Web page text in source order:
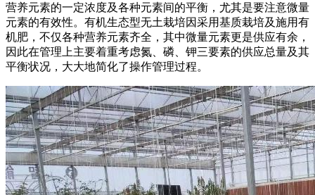
营养元素的一定浓度及各种元素间的平衡，尤其是要注意微量
元素的有效性。有机生态型无土栽培因采用基质栽培及施用有
机肥，不仅各种营养元素齐全，其中微量元素更是供应有余，
因此在管理上主要着重考虑氮、磷、钾三要素的供应总量及其
平衡状况，大大地简化了操作管理过程。